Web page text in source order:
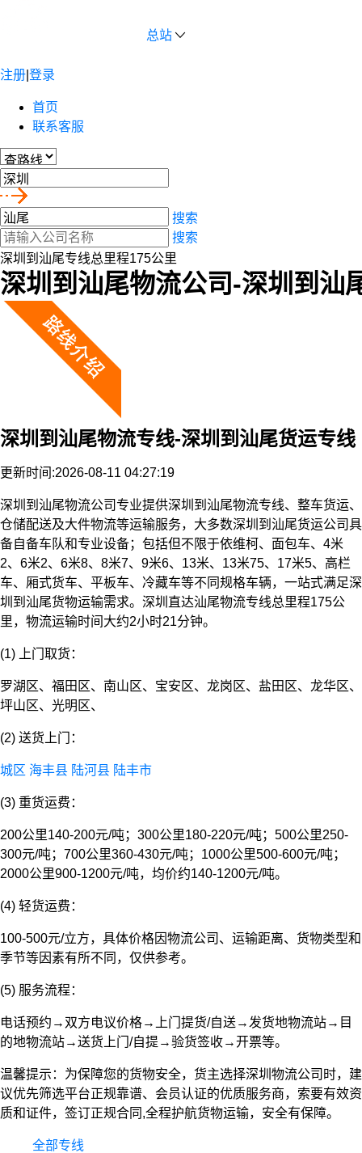
总站
注册 登录
首页
联系客服
搜索
搜索
深圳到汕尾专线总里程175公里
深圳到汕尾物流公司-深圳到汕
深圳到汕尾物流专线-深圳到汕尾货运专线
更新时间:2026-08-11 04:27:19
深圳到汕尾物流公司专业提供深圳到汕尾物流专线、整车货运、
仓储配送及大件物流等运输服务，大多数深圳到汕尾货运公司具
备自备车队和专业设备；包括但不限于依维柯、面包车、4米
2、6米2、6米8、8米7、9米6、13米、13米75、17米5、高栏
车、厢式货车、平板车、冷藏车等不同规格车辆，一站式满足深
圳到汕尾货物运输需求。深圳直达汕尾物流专线总里程175公
里，物流运输时间大约2小时21分钟。
(1) 上门取货：
罗湖区、福田区、南山区、宝安区、龙岗区、盐田区、龙华区、
坪山区、光明区、
(2) 送货上门：
城区 海丰县 陆河县 陆丰市
(3) 重货运费：
200公里140-200元/吨；300公里180-220元/吨；500公里250-
300元/吨；700公里360-430元/吨；1000公里500-600元/吨；
2000公里900-1200元/吨，均价约140-1200元/吨。
(4) 轻货运费：
100-500元/立方，具体价格因物流公司、运输距离、货物类型和
季节等因素有所不同，仅供参考。
(5) 服务流程：
电话预约→双方电议价格→上门提货/自送→发货地物流站→目
的地物流站→送货上门/自提→验货签收→开票等。
温馨提示：为保障您的货物安全，货主选择深圳物流公司时，建
议优先筛选平台正规靠谱、会员认证的优质服务商，索要有效资
质和证件，签订正规合同,全程护航货物运输，安全有保障。
全部专线